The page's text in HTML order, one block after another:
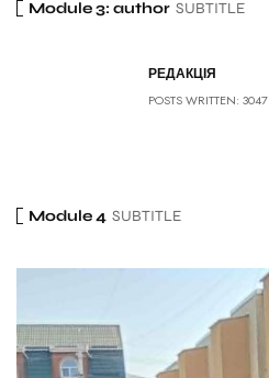
Module 3: author SUBTITLE
РЕДАКЦІЯ
POSTS WRITTEN: 3047
Module 4 SUBTITLE